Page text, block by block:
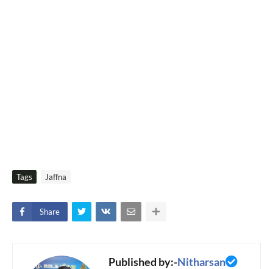
Tags Jaffna
Share
Published by:-Nitharsan